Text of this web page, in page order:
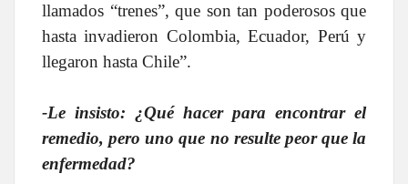
llamados “trenes”, que son tan poderosos que
hasta invadieron Colombia, Ecuador, Perú y
llegaron hasta Chile”.
-Le insisto: ¿Qué hacer para encontrar el
remedio, pero uno que no resulte peor que la
enfermedad?